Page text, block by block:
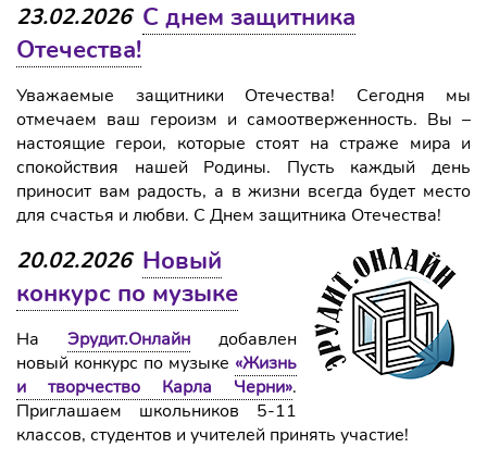
23.02.2026 С днем защитника
Отечества!
Уважаемые защитники Отечества! Сегодня мы
отмечаем ваш героизм и самоотверженность. Вы –
настоящие герои, которые стоят на страже мира и
спокойствия нашей Родины. Пусть каждый день
приносит вам радость, а в жизни всегда будет место
для счастья и любви. С Днем защитника Отечества!
20.02.2026 Новый
конкурс по музыке
На Эрудит.Онлайн добавлен
новый конкурс по музыке «Жизнь
и творчество Карла Черни».
Приглашаем школьников 5-11
классов, студентов и учителей принять участие!